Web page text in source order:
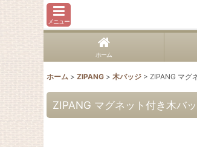
メニュー
ホーム
ホーム > ZIPANG > 木バッジ > ZIPANG マグ
ZIPANG マグネット付き木バ